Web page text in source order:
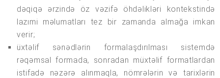
dəqiqə ərzində öz vəzifə öhdəlikləri kontekstində
lazımi məlumatları tez bir zamanda almağa imkan
verir;
üxtəlif sənədlərin formalaşdırılması sistemdə
rəqəmsal formada, sonradan müxtəlif formatlardan
istifadə nəzərə alınmaqla, nömrələrin və tarixlərin